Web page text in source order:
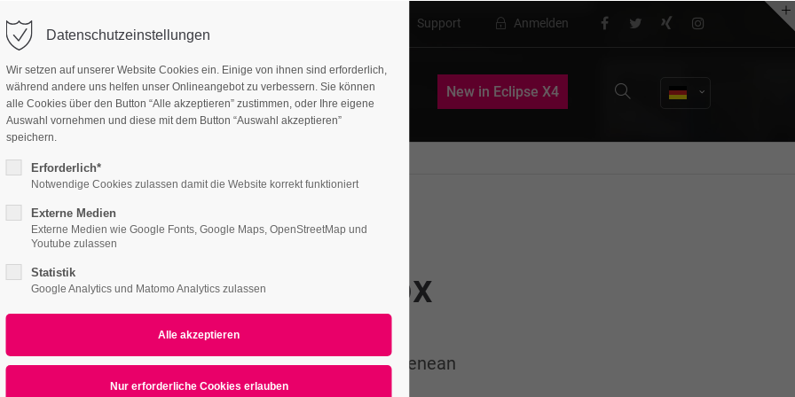
dolor sit amet:
/ 365days
support for our customers
8:00am - 5:00pm(GMT +1)
Cybersteel Inc.
376-293 City Road, Suite 600
Have any questions?
Lorem ipsum dolor sit amet,
Support Anmelden
Features Page Presets Portfolio News New in Eclipse X4
Video)
- Video Lightbox
dolor sit amet, consectetuer adipiscing elit. Aenean
commodo ligula eget dolor. Aenean massa.
Datenschutzeinstellungen
Wir setzen auf unserer Website Cookies ein. Einige von ihnen sind erforderlich,
während andere uns helfen unser Onlineangebot zu verbessern. Sie können
alle Cookies über den Button “Alle akzeptieren” zustimmen, oder Ihre eigene
Auswahl vornehmen und diese mit dem Button “Auswahl akzeptieren”
speichern.
Erforderlich*
Notwendige Cookies zulassen damit die Website korrekt funktioniert
Externe Medien
Externe Medien wie Google Fonts, Google Maps, OpenStreetMap und
Youtube zulassen
Statistik
Google Analytics und Matomo Analytics zulassen